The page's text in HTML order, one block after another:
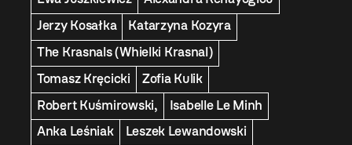
Jerzy Kosałka
Katarzyna Kozyra
The Krasnals (Whielki Krasnal)
Tomasz Kręcicki
Zofia Kulik
Robert Kuśmirowski,
Isabelle Le Minh
Anka Leśniak
Leszek Lewandowski